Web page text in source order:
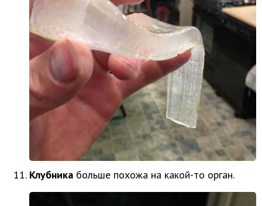
Клубника больше похожа на какой-то орган.